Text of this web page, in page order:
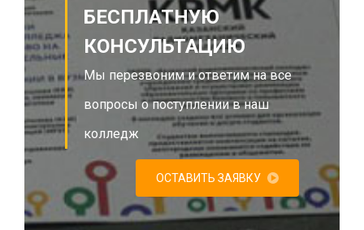
БЕСПЛАТНУЮ
КОНСУЛЬТАЦИЮ
Мы перезвоним и ответим на все
вопросы о поступлении в наш
колледж
ОСТАВИТЬ ЗАЯВКУ